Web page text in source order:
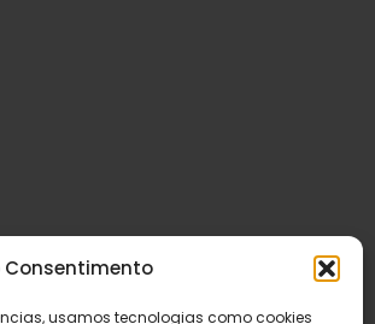
Consentimento
usamos tecnologias como cookies